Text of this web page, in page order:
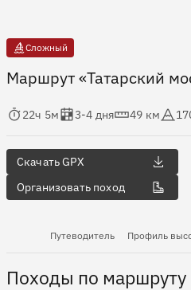
Сложный
Маршрут «Татарский
в пути
22ч 5м
Оценка в днях
3-4 дня
Дистанция
49 км
Абсолютная
Скачать GPX
Организовать поход
Путеводитель Профиль
Походы по маршруту